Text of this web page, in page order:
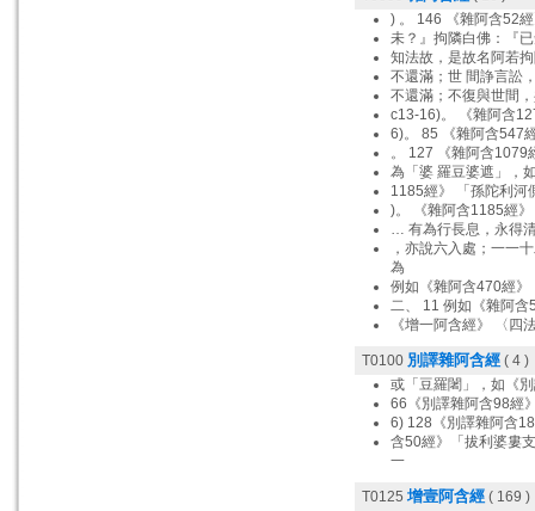
) 。 146 《雜阿含52
未？』拘隣白佛：『
知法故，是故名阿若
不還滿；世 間諍言訟
不還滿；不復與世間
c13-16)。 《雜阿含
6)。 85 《雜阿含547
。 127 《雜阿含1079
為「婆 羅豆婆遮」，
1185經》 「孫陀利河
)。 《雜阿含1185經
… 有為行長息，永得
，亦說六入處；一一
為
例如《雜阿含470經》
二、 11 例如《雜阿含
《增一阿含經》 〈四
T0100 別譯雜阿含經 ( 4 )
或「豆羅闍」，如《
66《別譯雜阿含98經
6) 128《別譯雜阿含
含50經》「拔利婆婁
一
T0125 增壹阿含經 ( 169 )